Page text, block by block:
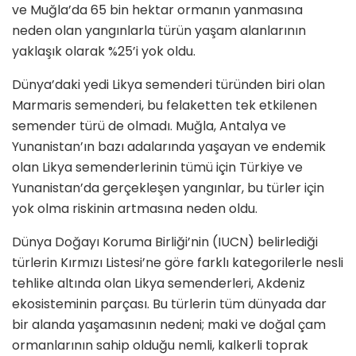
ve Muğla’da 65 bin hektar ormanın yanmasına
neden olan yangınlarla türün yaşam alanlarının
yaklaşık olarak %25’i yok oldu.
Dünya’daki yedi Likya semenderi türünden biri olan
Marmaris semenderi, bu felaketten tek etkilenen
semender türü de olmadı. Muğla, Antalya ve
Yunanistan’ın bazı adalarında yaşayan ve endemik
olan Likya semenderlerinin tümü için Türkiye ve
Yunanistan’da gerçekleşen yangınlar, bu türler için
yok olma riskinin artmasına neden oldu.
Dünya Doğayı Koruma Birliği’nin (IUCN) belirlediği
türlerin Kırmızı Listesi’ne göre farklı kategorilerle nesli
tehlike altında olan Likya semenderleri, Akdeniz
ekosisteminin parçası. Bu türlerin tüm dünyada dar
bir alanda yaşamasının nedeni; maki ve doğal çam
ormanlarının sahip olduğu nemli, kalkerli toprak